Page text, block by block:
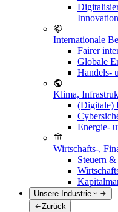
Internationale
Fairer
Globale
Handels-
Klima,
(Digitale)
Energie-
Wirtschafts-,
Steuern
Unsere Industrie
Zurück